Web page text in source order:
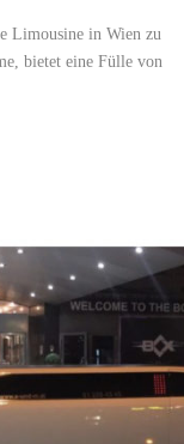
Limousine in Wien zu
bietet eine Fülle von